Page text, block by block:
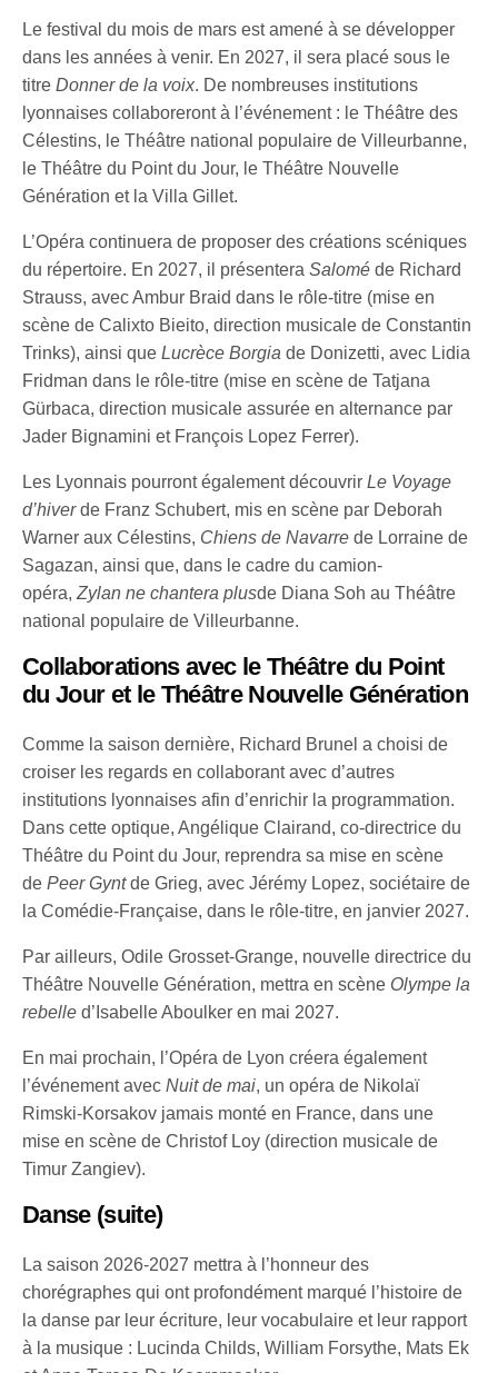
Le festival du mois de mars est amené à se développer
dans les années à venir. En 2027, il sera placé sous le
titreDonner de la voix. De nombreuses institutions
lyonnaises collaboreront à l’événement : le Théâtre des
Célestins, le Théâtre national populaire de Villeurbanne,
le Théâtre du Point du Jour, le Théâtre Nouvelle
Génération et la Villa Gillet.
L’Opéra continuera de proposer des créations scéniques
du répertoire. En 2027, il présenteraSalomé de Richard
Strauss, avec Ambur Braid dans le rôle-titre (mise en
scène de Calixto Bieito, direction musicale de Constantin
Trinks), ainsi queLucrèce Borgia de Donizetti, avec Lidia
Fridman dans le rôle-titre (mise en scène de Tatjana
Gürbaca, direction musicale assurée en alternance par
Jader Bignamini et François Lopez Ferrer).
Les Lyonnais pourront également découvrirLe Voyage
d’hiverde Franz Schubert, mis en scène par Deborah
Warner aux Célestins, Chiens de Navarre de Lorraine de
Sagazan, ainsi que, dans le cadre du camion-
opéra,Zylan ne chantera plusde Diana Soh au Théâtre
national populaire de Villeurbanne.
Collaborations avec le Théâtre du Point
du Jour et le Théâtre Nouvelle Génération
Comme la saison dernière, Richard Brunel a choisi de
croiser les regards en collaborant avec d’autres
institutions lyonnaises afin d’enrichir la programmation.
Dans cette optique, Angélique Clairand, co-directrice du
Théâtre du Point du Jour, reprendra sa mise en scène
dePeer Gyntde Grieg, avec Jérémy Lopez, sociétaire de
la Comédie-Française, dans le rôle-titre, en janvier 2027.
Par ailleurs, Odile Grosset-Grange, nouvelle directrice du
Théâtre Nouvelle Génération, mettra en scène Olympe la
rebelle d’Isabelle Aboulker en mai 2027.
En mai prochain, l’Opéra de Lyon créera également
l’événement avecNuit de mai, un opéra de Nikolaï
Rimski-Korsakov jamais monté en France, dans une
mise en scène de Christof Loy (direction musicale de
Timur Zangiev).
Danse (suite)
La saison 2026-2027 mettra à l’honneur des
chorégraphes qui ont profondément marqué l’histoire de
la danse par leur écriture, leur vocabulaire et leur rapport
à la musique : Lucinda Childs, William Forsythe, Mats Ek